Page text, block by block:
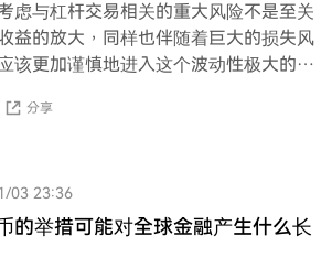
虑与杠杆交易相关的重大风险不是至关
益的放大，同样也伴随着巨大的损失风
该更加谨慎地进入这个波动性极大的领
分享
03 23:36
的举措可能对全球金融产生什么长